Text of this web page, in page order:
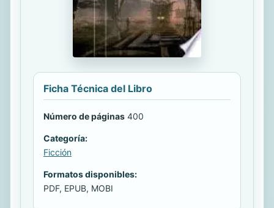
Ficha Técnica del Libro
Número de páginas 400
Categoría:
Ficción
Formatos disponibles:
PDF, EPUB, MOBI